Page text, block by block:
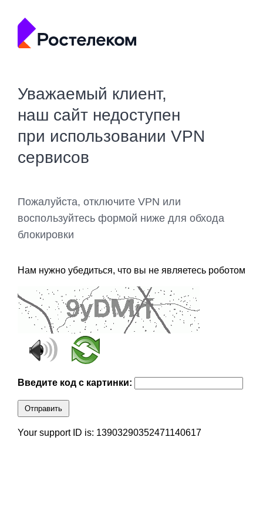
Уважаемый клиент,
наш сайт недоступен
при использовании VPN
сервисов
Пожалуйста, отключите VPN или
воспользуйтесь формой ниже для обхода
блокировки
Нам нужно убедиться, что вы не являетесь роботом
Введите код с картинки:
Отправить
Your support ID is: 13903290352471140617